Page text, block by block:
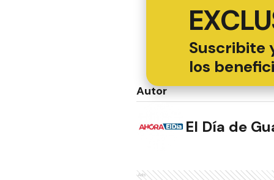
Suscribite
los
Autor
El Día de
Ads